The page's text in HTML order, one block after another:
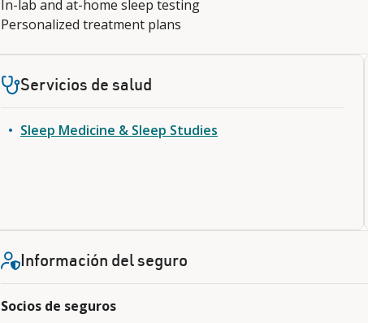
In-lab and at-home sleep testing
Personalized treatment plans
Servicios de salud
Sleep Medicine & Sleep Studies
Información del seguro
Socios de seguros